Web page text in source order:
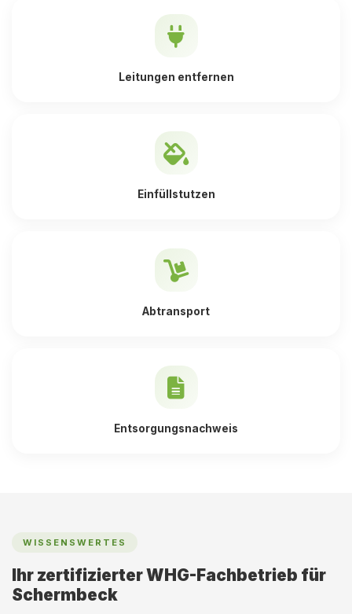
Leitungen entfernen
Einfüllstutzen
Abtransport
Entsorgungsnachweis
WISSENSWERTES
Ihr zertifizierter WHG-Fachbetrieb für
Schermbeck